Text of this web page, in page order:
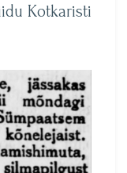
Kotkaristi